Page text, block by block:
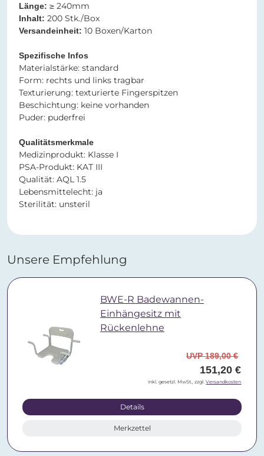
Länge: ≥ 240mm​​​​​​​​​​​​​​
Inhalt: 200 Stk./Box
Versandeinheit: 10 Boxen/Karton
Spezifische Infos​​​​​​​
​​​​​​​Materialstärke: standard
Form: rechts und links tragbar
Texturierung: texturierte Fingerspitzen
Beschichtung: keine vorhanden
Puder: puderfrei
Qualitätsmerkmale
Medizinprodukt: Klasse I
PSA-Produkt: KAT III
Qualität: AQL 1.5
Lebensmittelecht: ja
Sterilität: unsteril
Unsere Empfehlung
BWE-R Badewannen-
Einhängesitz mit
Rückenlehne
UVP 189,00 €
151,20 €
inkl. gesetzl. MwSt., zzgl.Versandkosten
Details
Merkzettel